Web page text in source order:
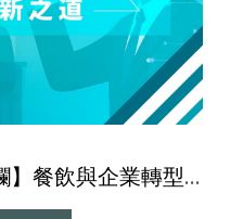
【iMoney智富名人專欄】餐飲與企業轉型啟示：逆境中的創新之道